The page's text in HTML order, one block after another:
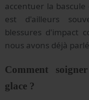
accentuer la
est d'ailleurs
blessures d'impact
nous avons déjà
Comment
glace ?